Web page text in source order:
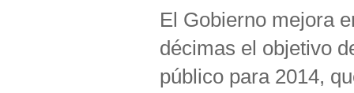
El Gobierno mejora
décimas el objetivo
público para 2014,